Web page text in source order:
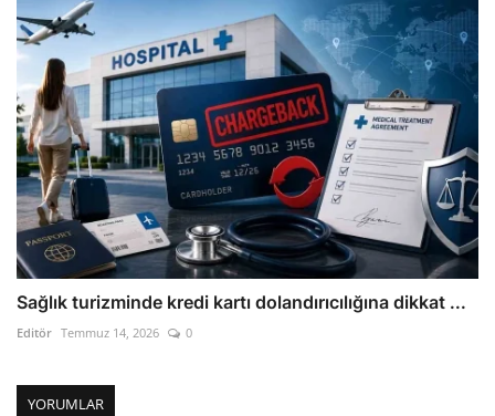
Sağlık turizminde kredi kartı dolandırıcılığına dikkat ...
Editör Temmuz 14, 2026 0
YORUMLAR